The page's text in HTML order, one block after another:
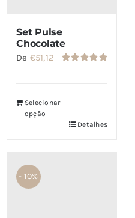
Set Pulse
Chocolate
De €51,12
Selecionar
opção
Detalhes
- 10%